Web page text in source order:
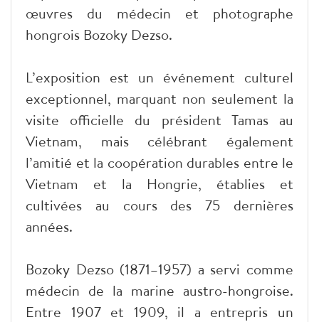
œuvres du médecin et photographe
hongrois Bozoky Dezso.
L’exposition est un événement culturel
exceptionnel, marquant non seulement la
visite officielle du président Tamas au
Vietnam, mais célébrant également
l’amitié et la coopération durables entre le
Vietnam et la Hongrie, établies et
cultivées au cours des 75 dernières
années.
Bozoky Dezso (1871–1957) a servi comme
médecin de la marine austro-hongroise.
Entre 1907 et 1909, il a entrepris un